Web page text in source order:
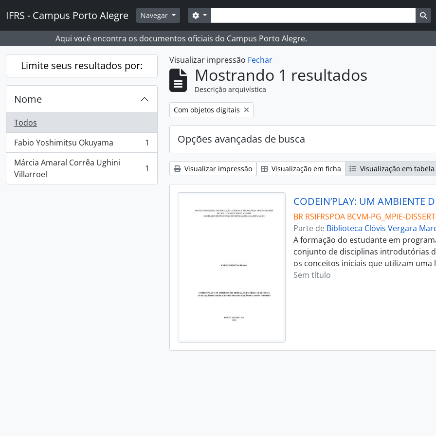
IFRS - Campus Porto Alegre Navegar Buscar
Opções de busca
Aqui você encontra os documentos oficiais do Campus Porto Alegre.
Limite seus resultados por:
Nome
Todos
Fabio Yoshimitsu Okuyama
, 1 resultados
1
Márcia Amaral Corrêa Ughini
Villarroel
, 1 resultados 1
Visualizar impressão Fechar
Mostrando 1 resultados
Descrição arquivística
Remover filtro:
Com objetos digitais
Opções avançadas de busca
Visualizar impressão Visualização em ficha Visualização em tabela
BR RSIFRSPOA BCVM-PG_MPIE-
Parte de Biblioteca Clóvis Vergara
A formação do estudante em
conjunto de disciplinas introdutórias
os conceitos iniciais que utilizam
Sem título